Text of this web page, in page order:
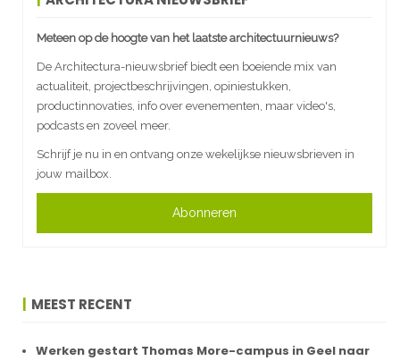
Meteen op de hoogte van het laatste architectuurnieuws?
De Architectura-nieuwsbrief biedt een boeiende mix van
actualiteit, projectbeschrijvingen, opiniestukken,
productinnovaties, info over evenementen, maar video's,
podcasts en zoveel meer.
Schrijf je nu in en ontvang onze wekelijkse nieuwsbrieven in
jouw mailbox.
Abonneren
MEEST RECENT
Werken gestart Thomas More-campus in Geel naar